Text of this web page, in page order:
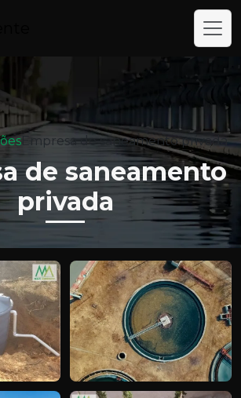
Empresa de saneamento privada
de saneamento
privada